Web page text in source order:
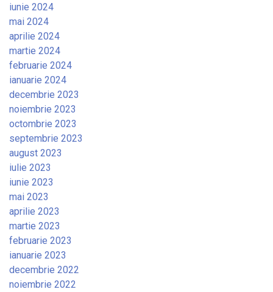
iunie 2024
mai 2024
aprilie 2024
martie 2024
februarie 2024
ianuarie 2024
decembrie 2023
noiembrie 2023
octombrie 2023
septembrie 2023
august 2023
iulie 2023
iunie 2023
mai 2023
aprilie 2023
martie 2023
februarie 2023
ianuarie 2023
decembrie 2022
noiembrie 2022